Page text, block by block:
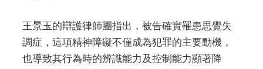
王景玉的辯護律師團指出，被告確實罹患思覺失
調症，這項精神障礙不僅成為犯罪的主要動機，
也導致其行為時的辨識能力及控制能力顯著降